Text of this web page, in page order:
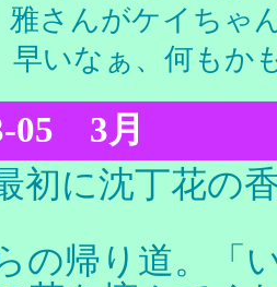
雅さんがケイち
早いなぁ、何もか
05 3月
初に沈丁花の
の帰り道。「